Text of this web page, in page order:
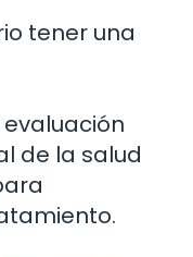
tener una
de la salud